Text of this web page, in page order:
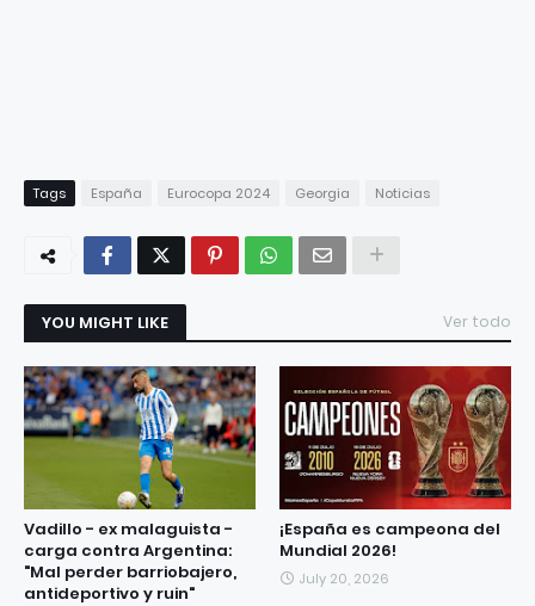
Tags España Eurocopa 2024 Georgia Noticias
YOU MIGHT LIKE Ver todo
Vadillo - ex malaguista -
carga contra Argentina:
"Mal perder barriobajero,
antideportivo y ruin"
¡España es campeona del
Mundial 2026!
July 20, 2026